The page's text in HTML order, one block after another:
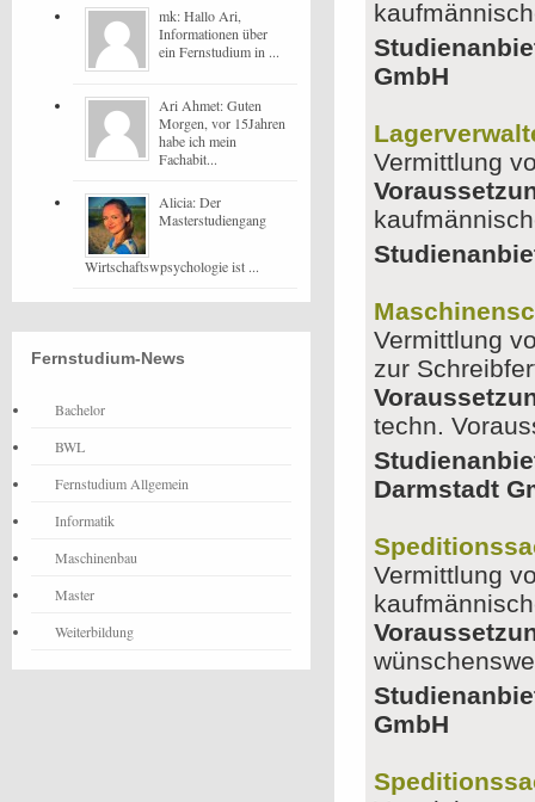
GmbH
Vermittlung
Vermittlung
zur
techn.
Darmstadt
Vermittlung
GmbH
mk: Hallo Ari,
Informationen über
ein Fernstudium in ...
Ari Ahmet: Guten
Morgen, vor 15Jahren
habe ich mein
Fachabit...
Alicia: Der
Masterstudiengang
Wirtschaftswpsychologie ist ...
Fernstudium-News
Bachelor
BWL
Fernstudium Allgemein
Informatik
Maschinenbau
Master
Weiterbildung